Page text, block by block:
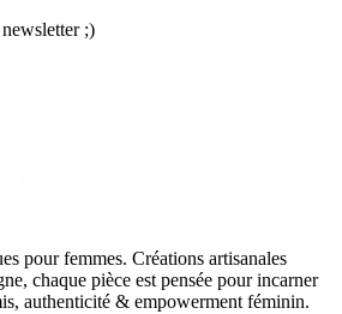
;)
pour femmes. Créations artisanales
chaque pièce est pensée pour incarner
authenticité & empowerment féminin.